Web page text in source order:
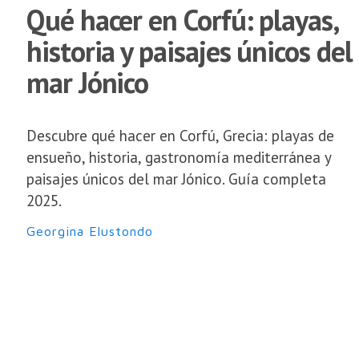
Qué hacer en Corfú: playas,
historia y paisajes únicos del
mar Jónico
Descubre qué hacer en Corfú, Grecia: playas de
ensueño, historia, gastronomía mediterránea y
paisajes únicos del mar Jónico. Guía completa
2025.
Georgina Elustondo